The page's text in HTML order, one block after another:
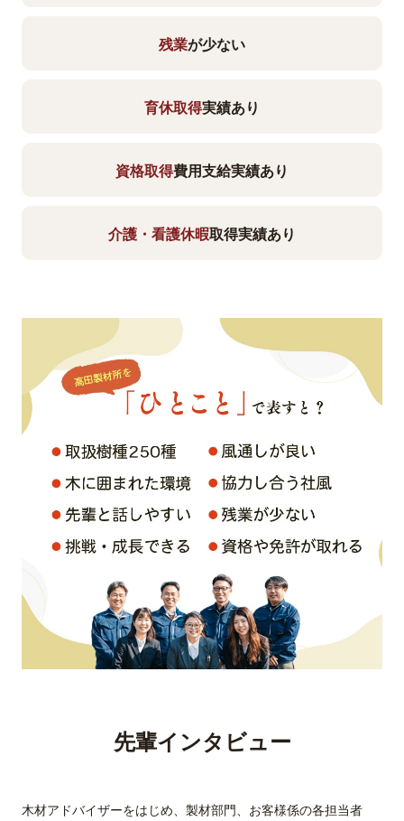
残業が少ない
育休取得実績あり
資格取得費用支給実績あり
介護・看護休暇取得実績あり
先輩インタビュー
木材アドバイザーをはじめ、製材部門、お客様係の各担当者